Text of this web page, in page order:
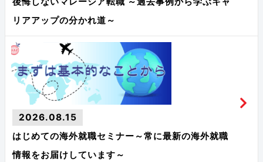
リアアップの分かれ道～
2026.08.15
はじめての海外就職セミナー～常に最新の海外就職
情報をお届けしています～